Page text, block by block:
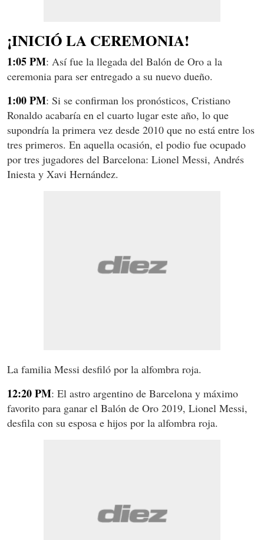
¡INICIÓ LA CEREMONIA!
1:05 PM: Así fue la llegada del Balón de Oro a la
ceremonia para ser entregado a su nuevo dueño.
1:00 PM: Si se confirman los pronósticos, Cristiano
Ronaldo acabaría en el cuarto lugar este año, lo que
supondría la primera vez desde 2010 que no está entre los
tres primeros. En aquella ocasión, el podio fue ocupado
por tres jugadores del Barcelona: Lionel Messi, Andrés
Iniesta y Xavi Hernández.
La familia Messi desfiló por la alfombra roja.
12:20 PM: El astro argentino de Barcelona y máximo
favorito para ganar el Balón de Oro 2019, Lionel Messi,
desfila con su esposa e hijos por la alfombra roja.